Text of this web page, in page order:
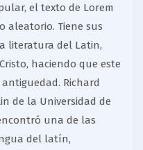
el texto de Lorem
aleatorio. Tiene sus
literatura del Latin,
haciendo que este
Richard
de la Universidad de
una de las
del latín,